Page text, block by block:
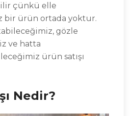
çünkü elle
bir ürün ortada yoktur.
gözle
ve hatta
ürün satışı
Nedir?